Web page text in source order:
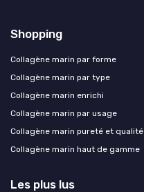
Shopping
Collagène marin par forme
Collagène marin par type
Collagène marin enrichi
Collagène marin par usage
Collagène marin pureté et qualité
Collagène marin haut de gamme
Les plus lus